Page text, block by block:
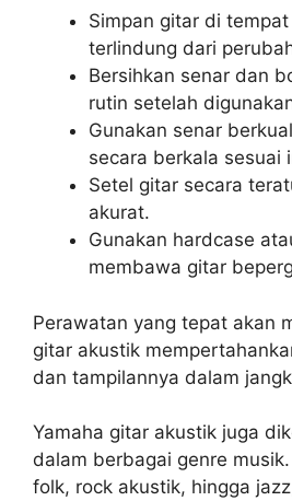
Simpan gitar di
terlindung dari
Bersihkan senar dan
rutin setelah
Gunakan senar
secara berkala sesuai
Setel gitar secara
akurat.
Gunakan hardcase
membawa gitar
Perawatan yang tepat akan
gitar akustik
dan tampilannya dalam
Yamaha gitar akustik juga
dalam berbagai genre
folk, rock akustik, hingga